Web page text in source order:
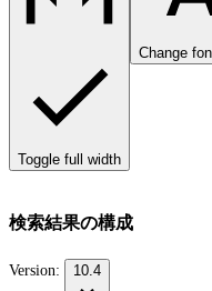
Toggle full width
Change
検索結果の構成
Version: 10.4